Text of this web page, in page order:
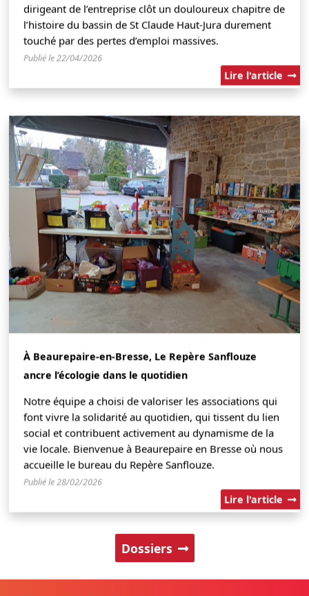
dirigeant de l’entreprise clôt un douloureux chapitre de
l’histoire du bassin de St Claude Haut-Jura durement
touché par des pertes d’emploi massives.
Publié le 22/04/2026
Lire l'article
À Beaurepaire-en-Bresse, Le Repère Sanflouze
ancre l’écologie dans le quotidien
Notre équipe a choisi de valoriser les associations qui
font vivre la solidarité au quotidien, qui tissent du lien
social et contribuent activement au dynamisme de la
vie locale. Bienvenue à Beaurepaire en Bresse où nous
accueille le bureau du Repère Sanflouze.
Publié le 28/02/2026
Lire l'article
Dossiers